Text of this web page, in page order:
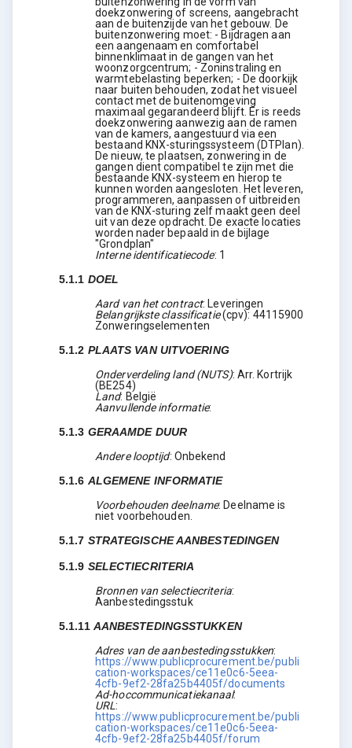
doekzonwering of screens, aangebracht
aan de buitenzijde van het gebouw. De
buitenzonwering moet: - Bijdragen aan
een aangenaam en comfortabel
binnenklimaat in de gangen van het
woonzorgcentrum; - Zoninstraling en
warmtebelasting beperken; - De doorkijk
naar buiten behouden, zodat het visueel
contact met de buitenomgeving
maximaal gegarandeerd blijft. Er is reeds
doekzonwering aanwezig aan de ramen
van de kamers, aangestuurd via een
bestaand KNX-sturingssysteem (DTPlan).
De nieuw, te plaatsen, zonwering in de
gangen dient compatibel te zijn met die
bestaande KNX-systeem en hierop te
kunnen worden aangesloten. Het leveren,
programmeren, aanpassen of uitbreiden
van de KNX-sturing zelf maakt geen deel
uit van deze opdracht. De exacte locaties
worden nader bepaald in de bijlage
"Grondplan"
Interne identificatiecode: 1
5.1.1 DOEL
Aard van het contract: Leveringen
Belangrijkste classificatie (cpv): 44115900
Zonweringselementen
5.1.2 PLAATS VAN UITVOERING
Onderverdeling land (NUTS): Arr. Kortrijk
(BE254)
Land: België
Aanvullende informatie:
5.1.3 GERAAMDE DUUR
Andere looptijd: Onbekend
5.1.6 ALGEMENE INFORMATIE
Voorbehouden deelname: Deelname is
niet voorbehouden.
5.1.7 STRATEGISCHE AANBESTEDINGEN
5.1.9 SELECTIECRITERIA
Bronnen van selectiecriteria:
Aanbestedingsstuk
5.1.11 AANBESTEDINGSSTUKKEN
Adres van de aanbestedingsstukken:
https://www.publicprocurement.be/publi
cation-workspaces/ce11e0c6-5eea-
4cfb-9ef2-28fa25b4405f/documents
Ad-hoccommunicatiekanaal:
URL:
https://www.publicprocurement.be/publi
cation-workspaces/ce11e0c6-5eea-
4cfb-9ef2-28fa25b4405f/forum